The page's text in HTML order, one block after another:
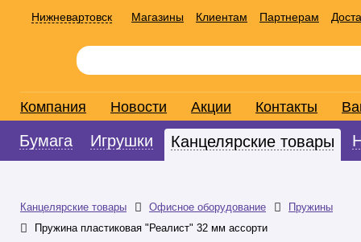
Нижневартовск Магазины Клиентам Партнерам
Компания Новости Акции Контакты
Бумага Игрушки Канцелярские товары
Канцелярские товары Офисное оборудование
Пружины
Пружина пластиковая "Реалист" 32 мм ассорти